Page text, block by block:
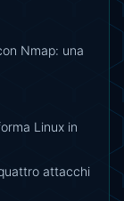
Nmap: una
Linux in
attacchi